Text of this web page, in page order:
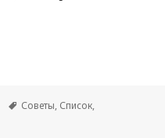
Индонезия
Метки
Советы, Список,